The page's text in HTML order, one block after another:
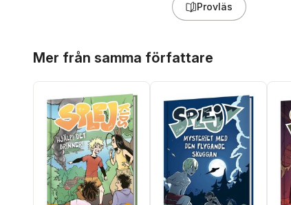
Provläs
Mer från samma författare